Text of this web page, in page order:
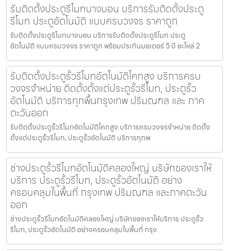
รับติดตั้งประตูรีโมทบางบอน บริการรับติดตั้งประตู
รีโมท ประตูอัตโนมัติ แบบครบวงจร ราคาถูก
รับติดตั้งประตูรีโมทบางบอน บริการรับติดตั้งประตูรีโมท ประตู
อัตโนมัติ แบบครบวงจร ราคาถูก พร้อมประกันมอเตอร์ 5 ปี อะไหล่ 2
รับติดตั้งประตูรั้วรีโมทอัตโนมัติโคกสูง บริการครบ
วงจรจำหน่าย ติดตั้งตั้งแต่ประตูรั้วรีโมท, ประตูรั้ว
อัตโนมัติ บริการทุกพื้นกรุงเทพ ปริมณฑล และ ภาค
ตะวันออก
รับติดตั้งประตูรั้วรีโมทอัตโนมัติโคกสูง บริการครบวงจรจำหน่าย ติดตั้ง
ตั้งแต่ประตูรั้วรีโมท, ประตูรั้วอัตโนมัติ บริการทุกพ
ช่างประตูรั้วรีโมทอัตโนมัติคลองใหญ่ บริษัทของเราให้
บริการ ประตูรั้วรีโมท, ประตูรั้วอัตโนมัติ อย่าง
ครอบคลุมในพื้นที่ กรุงเทพ ปริมณฑล และภาคตะวัน
ออก
ช่างประตูรั้วรีโมทอัตโนมัติคลองใหญ่ บริษัทของเราให้บริการ ประตูรั้ว
รีโมท, ประตูรั้วอัตโนมัติ อย่างครอบคลุมในพื้นที่ กรุง